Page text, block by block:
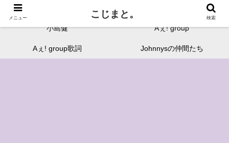
鬼才・小島健と愉快な仲間たちを独断と偏見でまとめます。
小島健 Aぇ! group
Aぇ! group歌詞 Johnnysの仲間たち
メニュー こじまと。 検索